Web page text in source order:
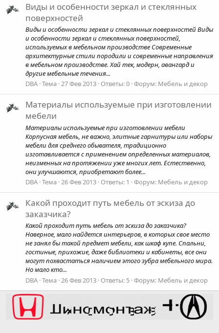
Виды и особенности зеркал и стеклянных
поверхностей
Виды и особенности зеркал и стеклянных поверхностей Виды
и особенности зеркал и стеклянных поверхностей,
используемых в мебельном производстве Современные
архитектурные стили породили и современные направления
в мебельном производстве. Хай тек, модерн, авангард и
другие мебельные течения...
DBA Тема 27 Фев 2013 Ответы: 0 Форум: Мебель и декор
Материалы используемые при изготовлении
мебели
Материалы используемые при изготовлении мебели
Корпусная мебель, не важно, элитные гарнитуры или наборы
мебели для среднего обывателя, традиционно
изготавливается с применением определенных материалов,
неизменных на протяжении уже многих лет. Естественно,
они улучшаются, приобретают более...
DBA Тема 26 Фев 2013 Ответы: 1 Форум: Мебель и декор
Какой проходит путь мебель от эскиза до
заказчика?
Какой проходит путь мебель от эскиза до заказчика?
Наверное, мало найдется интерьеров, в которых свое место
не занял бы такой предмет мебели, как шкаф купе. Спальни,
гостиные, прихожие, даже библиотеки и кабинеты, все они
могут похвастаться наличием этого зубра мебельного мира.
Но мало кто...
DBA Тема 26 Фев 2013 Ответы: 5 Форум: Мебель и декор